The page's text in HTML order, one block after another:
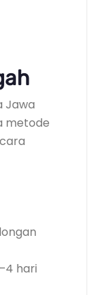
Jawa
metode
hari